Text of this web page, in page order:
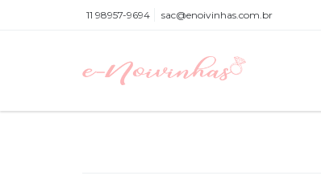
11 98957-9694 sac@enoivinhas.com.br